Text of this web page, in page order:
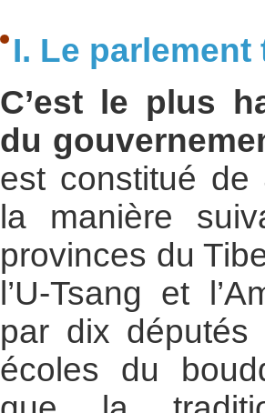
I. Le parlement
C’est le plus
du
est constitué
la manière
provinces du
l’U-Tsang et
par dix
écoles du